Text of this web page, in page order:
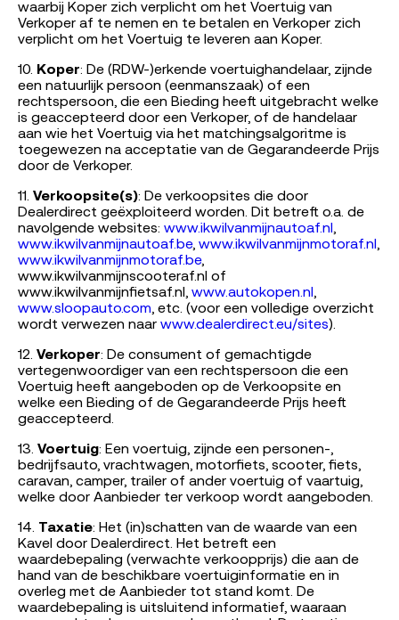
waarbij Koper zich verplicht om het Voertuig van
Verkoper af te nemen en te betalen en Verkoper zich
verplicht om het Voertuig te leveren aan Koper.
10. Koper: De (RDW-)erkende voertuighandelaar, zijnde
een natuurlijk persoon (eenmanszaak) of een
rechtspersoon, die een Bieding heeft uitgebracht welke
is geaccepteerd door een Verkoper, of de handelaar
aan wie het Voertuig via het matchingsalgoritme is
toegewezen na acceptatie van de Gegarandeerde Prijs
door de Verkoper.
11. Verkoopsite(s): De verkoopsites die door
Dealerdirect geëxploiteerd worden. Dit betreft o.a. de
navolgende websites: www.ikwilvanmijnautoaf.nl ,
www.ikwilvanmijnautoaf.be, www.ikwilvanmijnmotoraf.nl ,
www.ikwilvanmijnmotoraf.be,
www.ikwilvanmijnscooteraf.nl of
www.ikwilvanmijnfietsaf.nl , www.autokopen.nl ,
www.sloopauto.com, etc. (voor een volledige overzicht
wordt verwezen naar www.dealerdirect.eu/sites).
12. Verkoper: De consument of gemachtigde
vertegenwoordiger van een rechtspersoon die een
Voertuig heeft aangeboden op de Verkoopsite en
welke een Bieding of de Gegarandeerde Prijs heeft
geaccepteerd.
13. Voertuig: Een voertuig, zijnde een personen-,
bedrijfsauto, vrachtwagen, motorfiets, scooter, fiets,
caravan, camper, trailer of ander voertuig of vaartuig,
welke door Aanbieder ter verkoop wordt aangeboden.
14. Taxatie: Het (in)schatten van de waarde van een
Kavel door Dealerdirect. Het betreft een
waardebepaling (verwachte verkoopprijs) die aan de
hand van de beschikbare voertuiginformatie en in
overleg met de Aanbieder tot stand komt. De
waardebepaling is uitsluitend informatief, waaraan